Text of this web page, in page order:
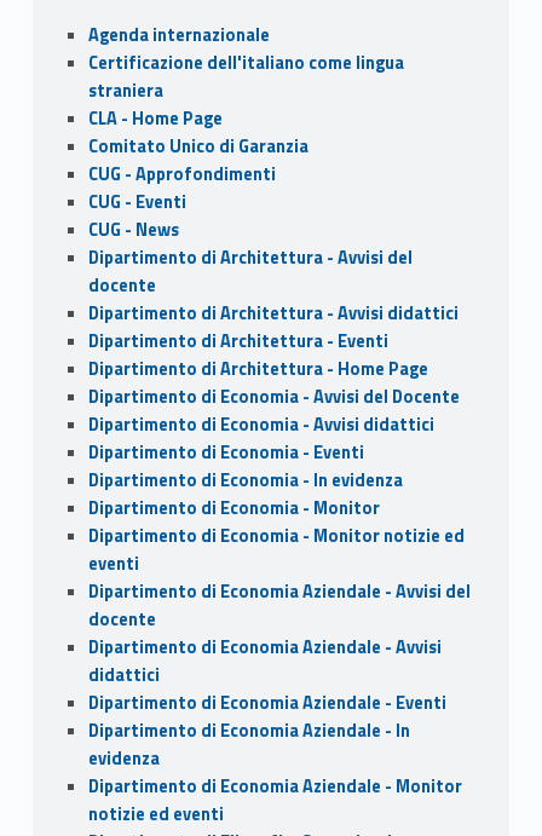
Sidebar
Agenda internazionale
Certificazione dell'italiano come lingua
straniera
CLA - Home Page
Comitato Unico di Garanzia
CUG - Approfondimenti
CUG - Eventi
CUG - News
Dipartimento di Architettura - Avvisi del
docente
Dipartimento di Architettura - Avvisi didattici
Dipartimento di Architettura - Eventi
Dipartimento di Architettura - Home Page
Dipartimento di Economia - Avvisi del Docente
Dipartimento di Economia - Avvisi didattici
Dipartimento di Economia - Eventi
Dipartimento di Economia - In evidenza
Dipartimento di Economia - Monitor
Dipartimento di Economia - Monitor notizie ed
eventi
Dipartimento di Economia Aziendale - Avvisi del
docente
Dipartimento di Economia Aziendale - Avvisi
didattici
Dipartimento di Economia Aziendale - Eventi
Dipartimento di Economia Aziendale - In
evidenza
Dipartimento di Economia Aziendale - Monitor
notizie ed eventi